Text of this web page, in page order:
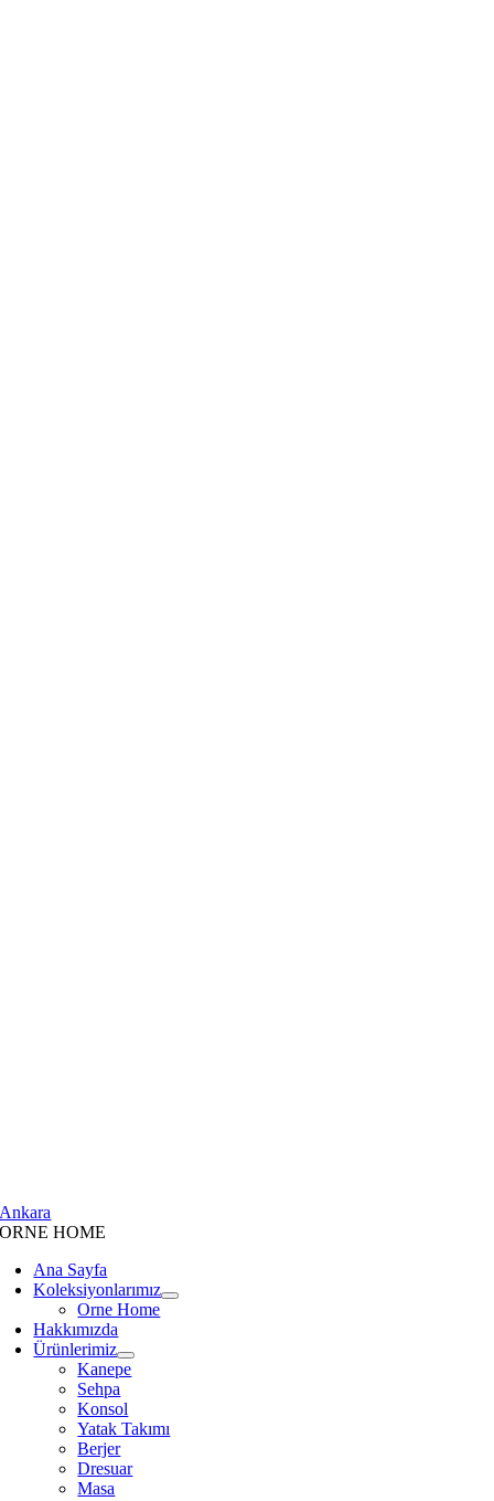
Ankara
ORNE HOME
Ana Sayfa
Koleksiyonlarımız
Orne Home
Hakkımızda
Ürünlerimiz
Kanepe
Sehpa
Konsol
Yatak Takımı
Berjer
Dresuar
Masa